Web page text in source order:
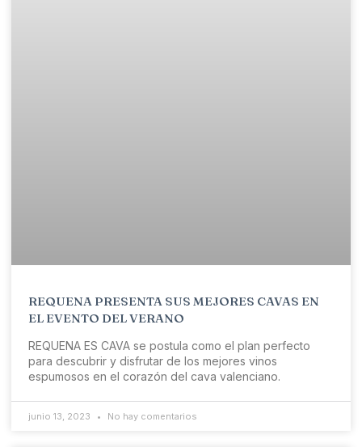
REQUENA PRESENTA SUS MEJORES CAVAS EN
EL EVENTO DEL VERANO
REQUENA ES CAVA se postula como el plan perfecto
para descubrir y disfrutar de los mejores vinos
espumosos en el corazón del cava valenciano.
junio 13, 2023 No hay comentarios